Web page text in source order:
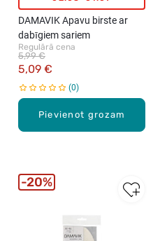
Pievienot grozam
DAMAVIK Apavu birste ar
dabīgiem sariem
Regulārā cena
5,09 €
5,99 €
0
20%